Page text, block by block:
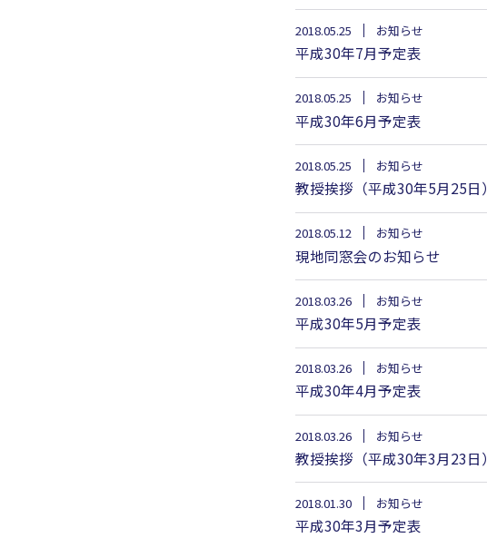
2018.05.25 お知らせ
平成30年7月予定表
2018.05.25 お知らせ
平成30年6月予定表
2018.05.25 お知らせ
教授挨拶（平成30年5月25日）
2018.05.12 お知らせ
現地同窓会のお知らせ
2018.03.26 お知らせ
平成30年5月予定表
2018.03.26 お知らせ
平成30年4月予定表
2018.03.26 お知らせ
教授挨拶（平成30年3月23日）
2018.01.30 お知らせ
平成30年3月予定表